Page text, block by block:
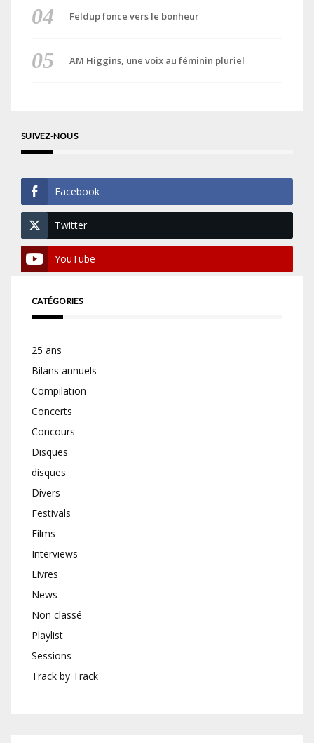
Feldup fonce vers le bonheur
AM Higgins, une voix au féminin pluriel
SUIVEZ-NOUS
Facebook
Twitter
YouTube
CATÉGORIES
25 ans
Bilans annuels
Compilation
Concerts
Concours
Disques
disques
Divers
Festivals
Films
Interviews
Livres
News
Non classé
Playlist
Sessions
Track by Track